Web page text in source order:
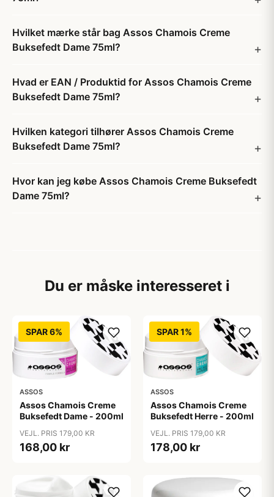
Hvilket mærke står bag Assos Chamois Creme
Buksefedt Dame 75ml?
Hvad er EAN / Produktid for Assos Chamois Creme
Buksefedt Dame 75ml?
Hvilken kategori tilhører Assos Chamois Creme
Buksefedt Dame 75ml?
Hvor kan jeg købe Assos Chamois Creme Buksefedt
Dame 75ml?
Du er måske interesseret i
SPAR 6%
ASSOS
Assos Chamois Creme
Buksefedt Dame - 200ml
VEJL. PRIS 179,00 KR
168,00 kr
SPAR 1%
ASSOS
Assos Chamois Creme
Buksefedt Herre - 200ml
VEJL. PRIS 179,00 KR
178,00 kr